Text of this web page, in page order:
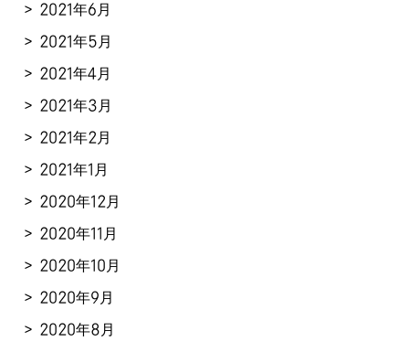
2021年6月
2021年5月
2021年4月
2021年3月
2021年2月
2021年1月
2020年12月
2020年11月
2020年10月
2020年9月
2020年8月